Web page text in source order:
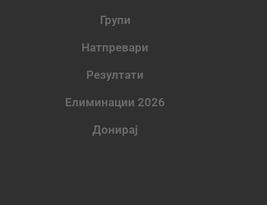
Групи
Натпревари
Резултати
Елиминации 2026
Донирај